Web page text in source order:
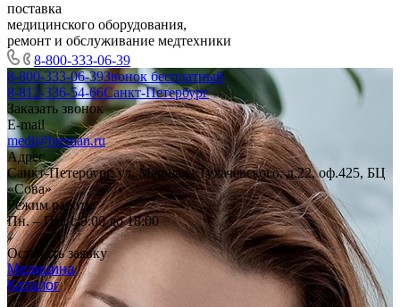
поставка
медицинского оборудования,
ремонт и обслуживание медтехники
8-800-333-06-39
8-800-333-06-39Звонок бесплатный
8-812-336-54-66Санкт-Петербург
Заказать звонок
E-mail
medi@breman.ru
Адрес
Санкт-Петербург, ул. Маршала Тухачевского, д.22, оф.425, БЦ
«Сова»
Режим работы
Пн. – Пт.: с 9:00 до 18:00
Оставить заявку
Медицина
Каталог